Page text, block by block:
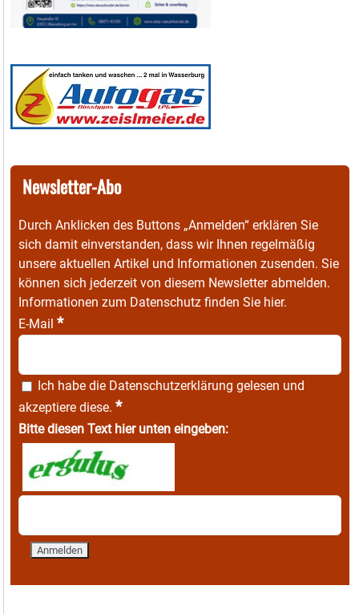
Newsletter-Abo
Durch Anklicken des Buttons „Anmelden“ erklären Sie
sich damit einverstanden, dass wir Ihnen regelmäßig
unsere aktuellen Artikel und Informationen zusenden. Sie
können sich jederzeit von diesem Newsletter abmelden.
Informationen zum Datenschutz finden Sie hier.
E-Mail *
Ich habe die Datenschutzerklärung gelesen und
akzeptiere diese. *
Bitte diesen Text hier unten eingeben: